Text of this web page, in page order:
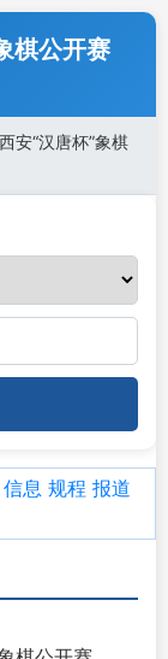
棋公开赛
安“汉唐杯”象棋
信息 规程 报道